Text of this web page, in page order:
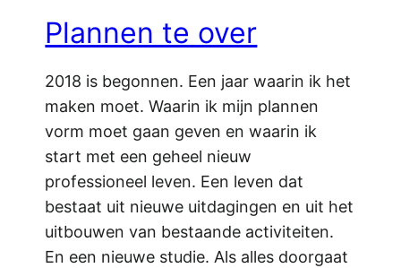
Plannen te over
2018 is begonnen. Een jaar waarin ik het
maken moet. Waarin ik mijn plannen
vorm moet gaan geven en waarin ik
start met een geheel nieuw
professioneel leven. Een leven dat
bestaat uit nieuwe uitdagingen en uit het
uitbouwen van bestaande activiteiten.
En een nieuwe studie. Als alles doorgaat